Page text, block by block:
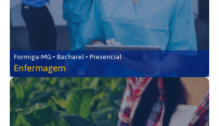
Formiga-MG • Bacharel • Presencial
Enfermagem